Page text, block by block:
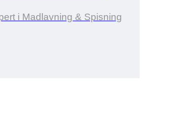
i Madlavning & Spisning